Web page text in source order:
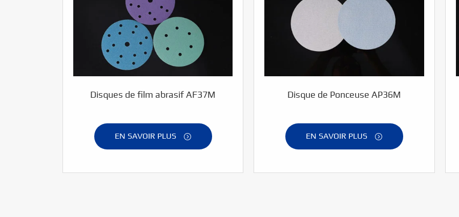
Disques de film abrasif AF37M
EN SAVOIR PLUS 
Disque de Ponceuse AP36M
EN SAVOIR PLUS 